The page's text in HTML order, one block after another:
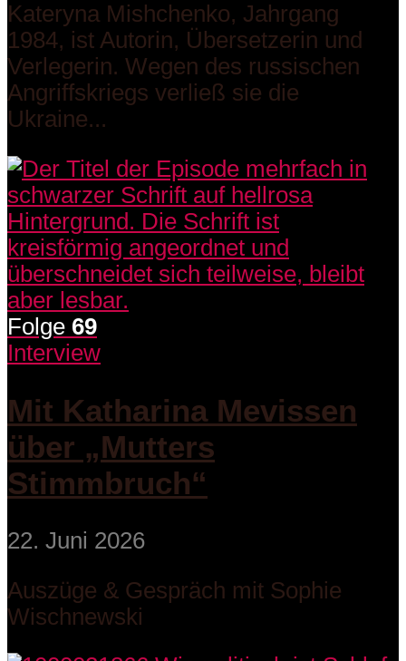
Kateryna Mishchenko, Jahrgang
1984, ist Autorin, Übersetzerin und
Verlegerin. Wegen des russischen
Angriffskriegs verließ sie die
Ukraine...
Folge 69
Interview
Mit Katharina Mevissen
über „Mutters
Stimmbruch“
22. Juni 2026
Auszüge & Gespräch mit Sophie
Wischnewski